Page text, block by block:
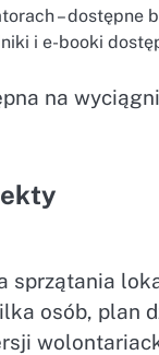
– dostępne
i e-booki
na
sprzątania
osób, plan